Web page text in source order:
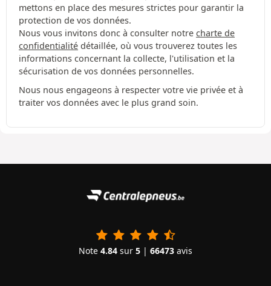
mettons en place des mesures strictes pour garantir la
protection de vos données.
Nous vous invitons donc à consulter notre charte de
confidentialité détaillée, où vous trouverez toutes les
informations concernant la collecte, l'utilisation et la
sécurisation de vos données personnelles.
Nous nous engageons à respecter votre vie privée et à
traiter vos données avec le plus grand soin.
Note 4.84 sur 5 | 66473 avis